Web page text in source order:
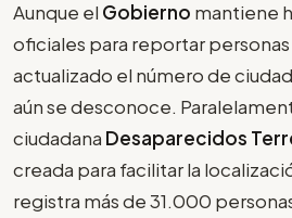
Aunque el Gobierno mantiene
oficiales para reportar
actualizado el número de
aún se desconoce.
ciudadana Desaparecidos
creada para facilitar la
registra más de 31.000